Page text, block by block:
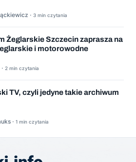
· 3 min czytania
Żeglarskie Szczecin zaprasza na
i motorowodne
2 min czytania
TV, czyli jedyne takie archiwum
· 1 min czytania